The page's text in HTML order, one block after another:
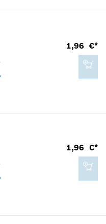
del fabricante no
de la compra
una pieza
del fabricante no
de la compra
1,96 €*
una pieza
1,96 €*